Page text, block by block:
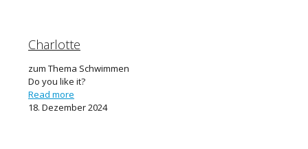
Charlotte
zum Thema Schwimmen
Do you like it?
Read more
18. Dezember 2024